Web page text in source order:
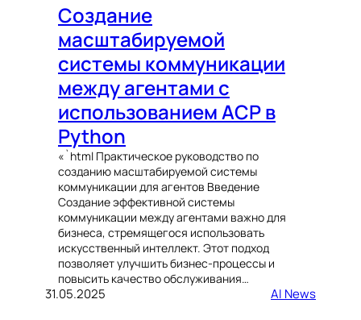
Создание
масштабируемой
системы коммуникации
между агентами с
использованием ACP в
Python
«`html Практическое руководство по
созданию масштабируемой системы
коммуникации для агентов Введение
Создание эффективной системы
коммуникации между агентами важно для
бизнеса, стремящегося использовать
искусственный интеллект. Этот подход
позволяет улучшить бизнес-процессы и
повысить качество обслуживания…
31.05.2025 AI News